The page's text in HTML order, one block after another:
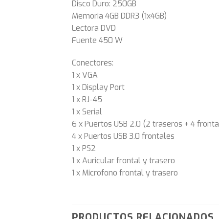
Disco Duro: 250GB
Memoria 4GB DDR3 (1x4GB)
Lectora DVD
Fuente 450 W
Conectores:
1 x VGA
1 x Display Port
1 x RJ-45
1 x Serial
6 x Puertos USB 2.0 (2 traseros + 4
4 x Puertos USB 3.0 frontales
1 x PS2
1 x Auricular frontal y trasero
1 x Microfono frontal y trasero